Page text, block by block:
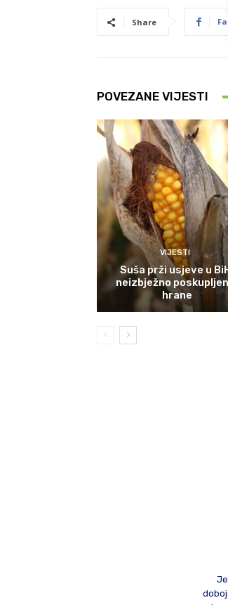
Share
POVEZANE VIJESTI
VIJESTI
Suša prži usjeve u
neizbježno
hrane